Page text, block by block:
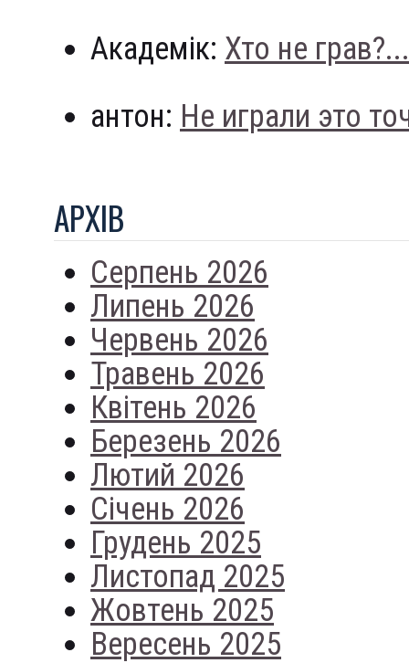
Академік: Хто не грав?...
антон: Не играли это
АРХIВ
Серпень 2026
Липень 2026
Червень 2026
Травень 2026
Квітень 2026
Березень 2026
Лютий 2026
Січень 2026
Грудень 2025
Листопад 2025
Жовтень 2025
Вересень 2025